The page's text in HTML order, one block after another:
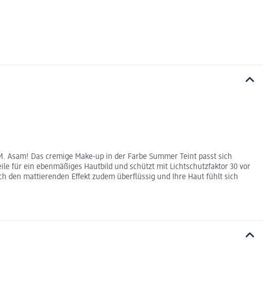
Asam! Das cremige Make-up in der Farbe Summer Teint passt sich
für ein ebenmäßiges Hautbild und schützt mit Lichtschutzfaktor 30 vor
den mattierenden Effekt zudem überflüssig und Ihre Haut fühlt sich